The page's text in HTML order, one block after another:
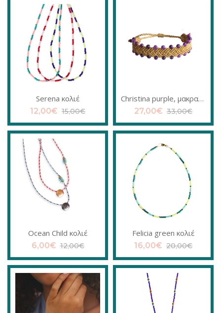
Serena κολιέ
15,00€
12,00€
Christina purple, μακραμέ βραχιόλι
33,00€
27,00€
Ocean Child κολιέ
12,00€
6,00€
Felicia green κολιέ
20,00€
16,00€